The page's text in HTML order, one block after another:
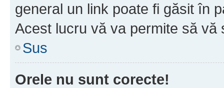
general un link poate fi găsit în
Acest lucru vă va permite să vă
Sus
Orele nu sunt corecte!